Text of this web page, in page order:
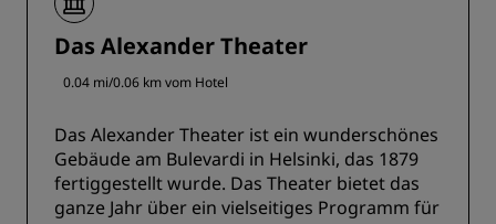
Das Alexander Theater
0.04 mi/0.06 km vom Hotel
Das Alexander Theater ist ein wunderschönes
Gebäude am Bulevardi in Helsinki, das 1879
fertiggestellt wurde. Das Theater bietet das
ganze Jahr über ein vielseitiges Programm für